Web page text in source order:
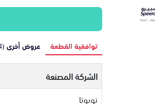
توافقية القطعة عروض أخرى (4)
الشركة المصنعة
تويوتا